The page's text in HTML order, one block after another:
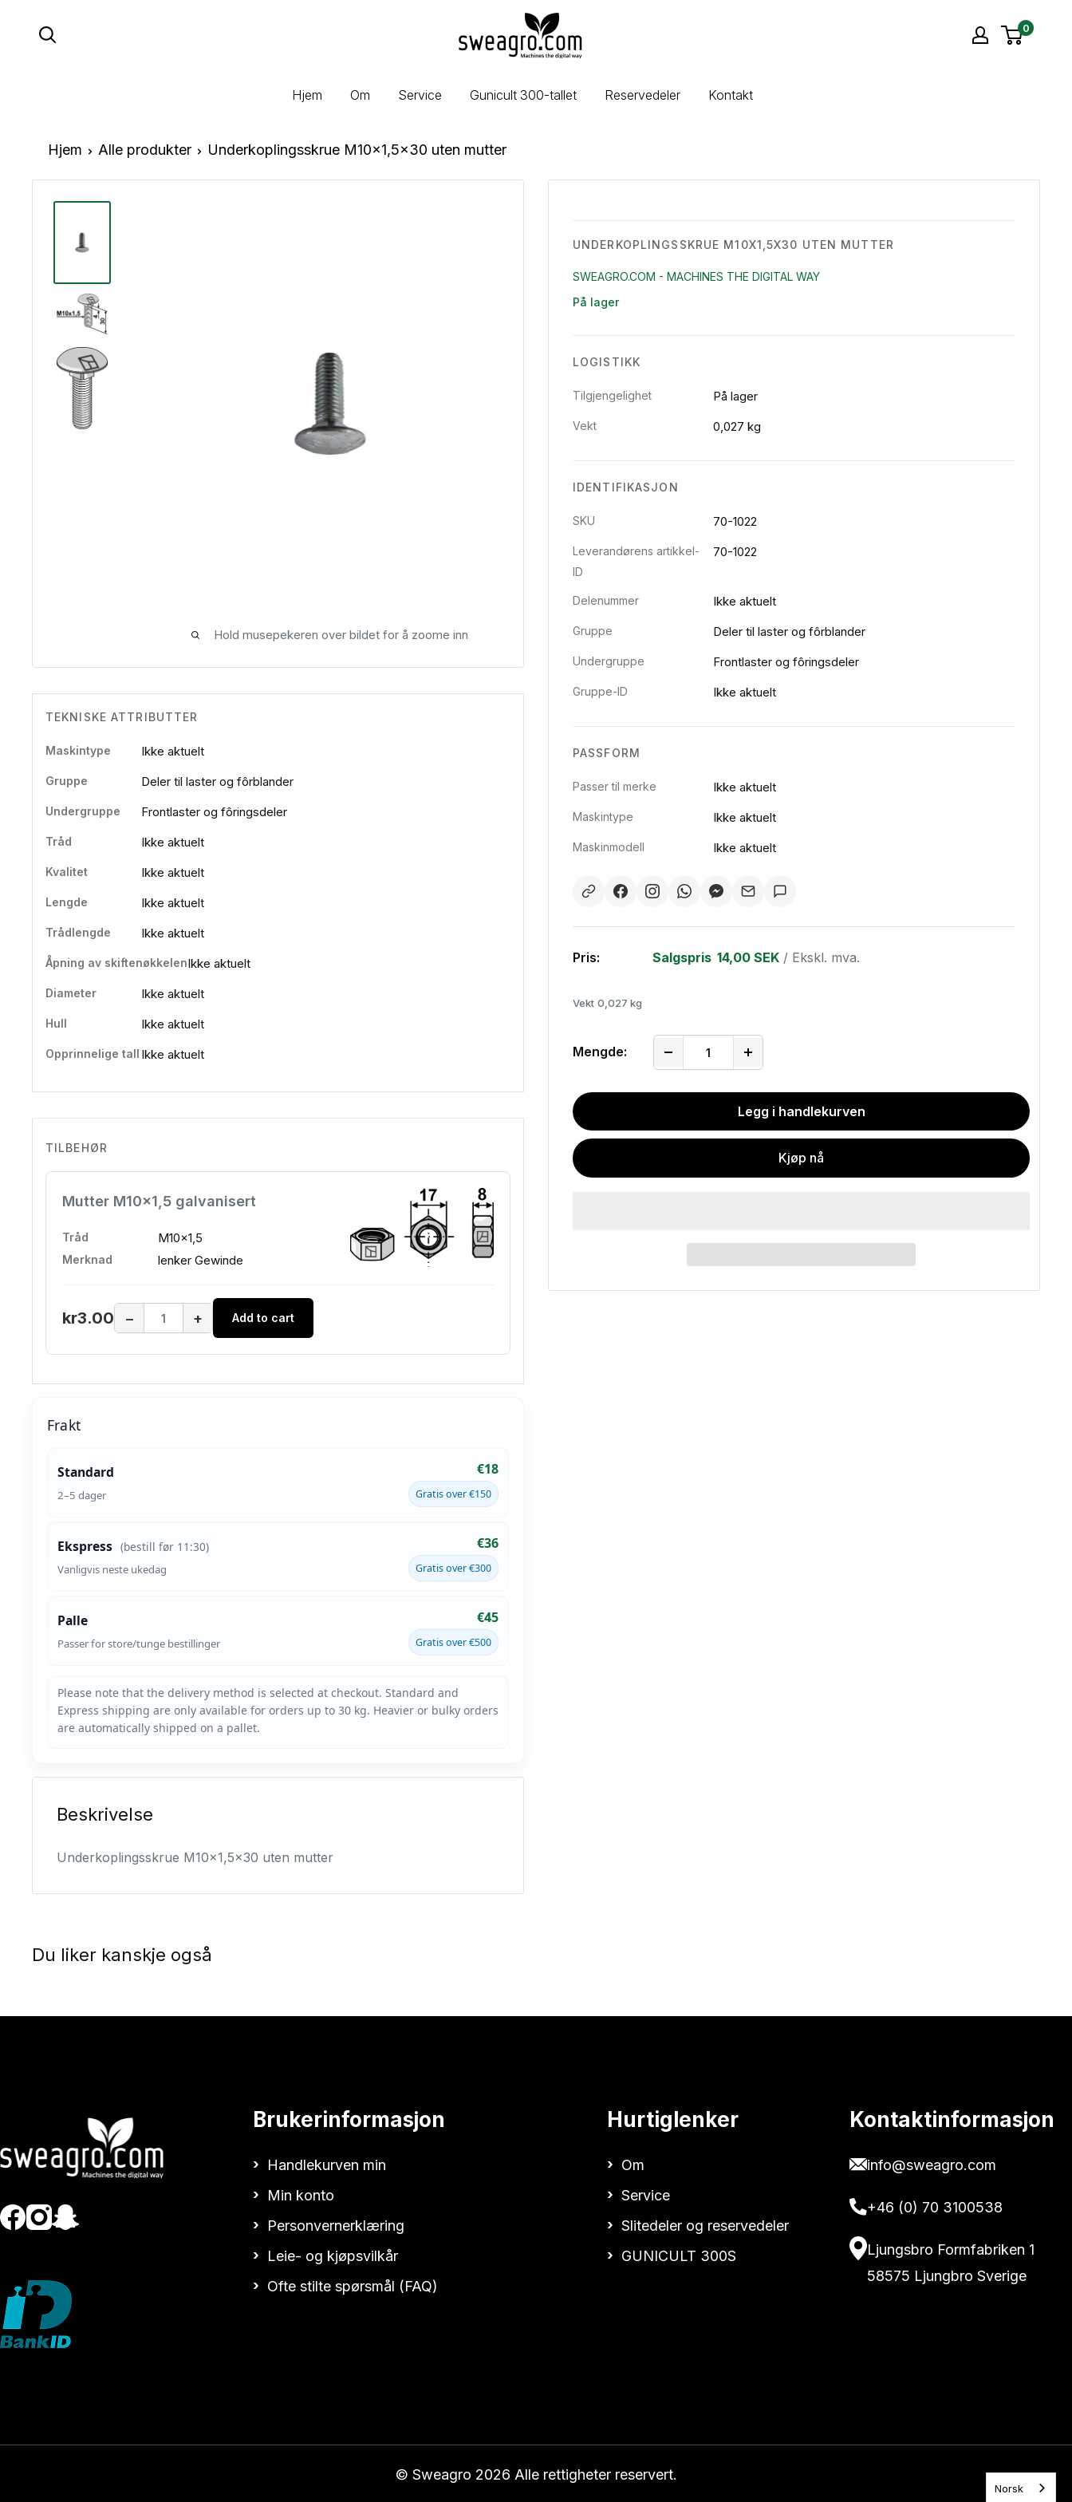
sweagro.com
-
the
0
Hjem Om Service Gunicult 300-tallet Reservedeler Kontakt
Hjem Alle produkter Underkoplingsskrue M10x1,5x30 uten mutter
Hold musepekeren over bildet for å zoome inn
UNDERKOPLINGSSKRUE M10X1,5X30 UTEN MUTTER
SWEAGRO.COM - MACHINES THE DIGITAL WAY
På lager
LOGISTIKK
Tilgjengelighet På lager
Vekt 0,027 kg
IDENTIFIKASJON
SKU 70-1022
Leverandørens artikkel-
ID
70-1022
Delenummer Ikke aktuelt
Gruppe Deler til laster og fôrblander
Undergruppe Frontlaster og fôringsdeler
Gruppe-ID Ikke aktuelt
PASSFORM
Passer til merke Ikke aktuelt
Maskintype Ikke aktuelt
Maskinmodell Ikke aktuelt
Pris: Salgspris 14,00 SEK / Ekskl. mva.
Vekt 0,027 kg
Mengde:
Legg i handlekurven
Kjøp nå
TEKNISKE ATTRIBUTTER
Maskintype Ikke aktuelt
Gruppe Deler til laster og fôrblander
Undergruppe Frontlaster og fôringsdeler
Tråd Ikke aktuelt
Kvalitet Ikke aktuelt
Lengde Ikke aktuelt
Trådlengde Ikke aktuelt
Åpning av skiftenøkkelenIkke aktuelt
Diameter Ikke aktuelt
Hull Ikke aktuelt
Opprinnelige tall Ikke aktuelt
TILBEHØR
Mutter M10x1,5 galvanisert
Tråd M10x1,5
Merknad lenker Gewinde
kr3.00 − + Add to cart
Frakt
Standard
2–5 dager
€18
Gratis over €150
Ekspress (bestill før 11:30)
Vanligvis neste ukedag
€36
Gratis over €300
Palle
Passer for store/tunge bestillinger
€45
Gratis over €500
Beskrivelse
Underkoplingsskrue M10x1,5x30 uten mutter
Du liker kanskje også
Brukerinformasjon
Handlekurven min
Min konto
Personvernerklæring
Leie- og kjøpsvilkår
Ofte stilte spørsmål (FAQ)
Hurtiglenker
Om
Service
Slitedeler og reservedeler
GUNICULT 300S
Kontaktinformasjon
info@sweagro.com
+46 (0) 70 3100538
Ljungsbro Formfabriken 1
58575 Ljungbro Sverige
© Sweagro 2026 Alle rettigheter reservert.
Norsk